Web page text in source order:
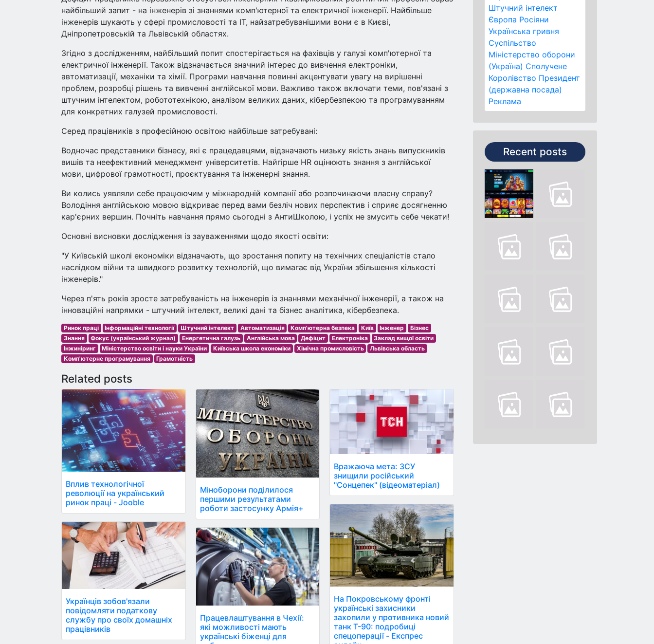
Штучний інтелект
Європа Росіяни
Українська гривня
Суспільство
Міністерство оборони
(Україна) Сполучене
Королівство Президент
(державна посада)
Реклама
Recent posts
найбільший запит - на інженерів зі знаннями комп'ютерної та електричної інженерії. Найбільше
інженерів шукають у сфері промисловості та ІТ, найзатребуванішими вони є в Києві,
Дніпропетровській та Львівській областях.
Згідно з дослідженням, найбільший попит спостерігається на фахівців у галузі комп'ютерної та
електричної інженерії. Також відзначається значний інтерес до вивчення електроніки,
автоматизації, механіки та хімії. Програми навчання повинні акцентувати увагу на вирішенні
проблем, розробці рішень та вивченні англійської мови. Важливо також включати теми, пов'язані з
штучним інтелектом, робототехнікою, аналізом великих даних, кібербезпекою та програмуванням
для конкретних галузей промисловості.
Серед працівників з професійною освітою найбільше затребувані:
Водночас представники бізнесу, які є працедавцями, відзначають низьку якість знань випускників
вишів та неефективний менеджмент університетів. Найгірше HR оцінюють знання з англійської
мови, цифрової грамотності, проєктування та інженерні знання.
Ви колись уявляли себе працюючим у міжнародній компанії або розпочинаючи власну справу?
Володіння англійською мовою відкриває перед вами безліч нових перспектив і сприяє досягненню
кар'єрних вершин. Почніть навчання прямо сьогодні з АнтиШколою, і успіх не змусить себе чекати!
Основні висновки дослідження із зауваженнями щодо якості освіти:
"У Київській школі економіки відзначають, що зростання попиту на технічних спеціалістів стало
наслідком війни та швидкого розвитку технологій, що вимагає від України збільшення кількості
інженерів."
Через п'ять років зросте затребуваність на інженерів із знаннями механічної інженерії, а також на
інноваційні напрямки - штучний інтелект, великі дані та бізнес аналітика, кібербезпека.
Ринок праці Інформаційні технології Штучний інтелект Автоматизація Комп'ютерна безпека Київ Інженер
Бізнес
Знання
Фокус (український журнал) Енергетична галузь Англійська мова Дефіцит Електроніка
Заклад вищої освіти
Інжиніринг
Міністерство освіти і науки України Київська школа економіки Хімічна промисловість
Львівська область
Комп'ютерне програмування
Грамотність
Related posts
Вплив технологічної
революції на український
ринок праці - Jooble
Українців зобов'язали
повідомляти податкову
службу про своїх домашніх
працівників
Міноборони поділилося
першими результатами
роботи застосунку Армія+
Працевлаштування в Чехії:
які можливості мають
українські біженці для
Вражаюча мета: ЗСУ
знищили російський
"Сонцепек" (відеоматеріал)
На Покровському фронті
українські захисники
захопили у противника новий
танк Т-90: подробиці
спецоперації - Експрес